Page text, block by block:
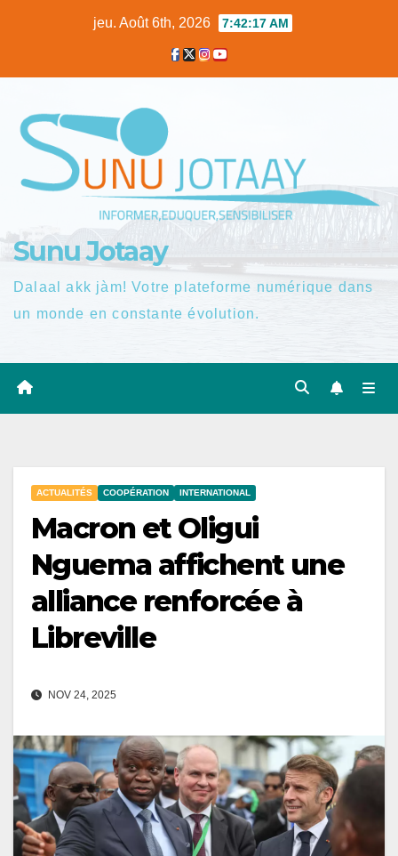
jeu. Août 6th, 2026 7:42:17 AM
Sunu Jotaay
Dalaal akk jàm! Votre plateforme numérique dans
un monde en constante évolution.
ACTUALITÉS COOPÉRATION INTERNATIONAL
Macron et Oligui
Nguema affichent une
alliance renforcée à
Libreville
NOV 24, 2025